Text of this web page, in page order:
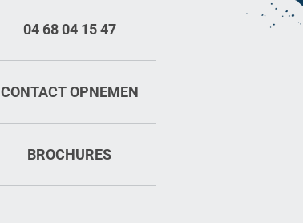
04 68 04 15 47
CONTACT OPNEMEN
BROCHURES